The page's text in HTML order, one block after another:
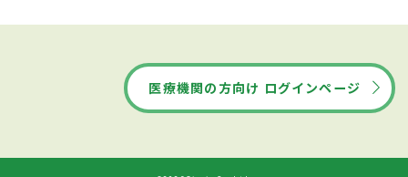
医療機関の方向け ログインページ